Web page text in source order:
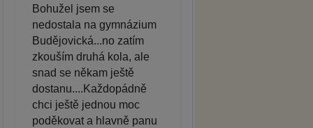
Bohužel jsem se
nedostala na gymnázium
Budějovická...no zatím
zkouším druhá kola, ale
snad se někam ještě
dostanu....Každopádně
chci ještě jednou moc
poděkovat a hlavně panu